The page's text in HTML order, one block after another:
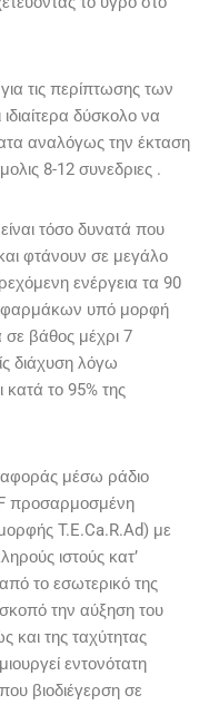
τις περίπτωσης των
δύσκολο να
αναλόγως την έκταση
8-12 συνεδριες .
τόσο δυνατά που
φτάνουν σε μεγάλο
ενέργεια τα 90
φαρμάκων υπό μορφή
σε βάθος μέχρι 7
διάχυση λόγω
το 95% της
μέσω ράδιο
προσαρμοσμένη
T.E.Ca.R.Ad) με
ιστούς κατ’
το εσωτερικό της
την αύξηση του
και της ταχύτητας
εντονότατη
βιοδιέγερση σε